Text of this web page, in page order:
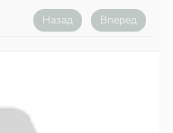
Назад Вперед